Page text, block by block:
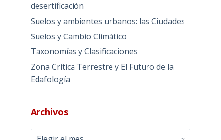
desertificación
Suelos y ambientes urbanos: las Ciudades
Suelos y Cambio Climático
Taxonomías y Clasificaciones
Zona Crítica Terrestre y El Futuro de la
Edafología
Archivos
Archivos